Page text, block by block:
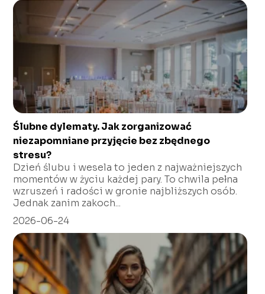
Ślubne dylematy. Jak zorganizować
niezapomniane przyjęcie bez zbędnego
stresu?
Dzień ślubu i wesela to jeden z najważniejszych
momentów w życiu każdej pary. To chwila pełna
wzruszeń i radości w gronie najbliższych osób.
Jednak zanim zakoch...
2026-06-24